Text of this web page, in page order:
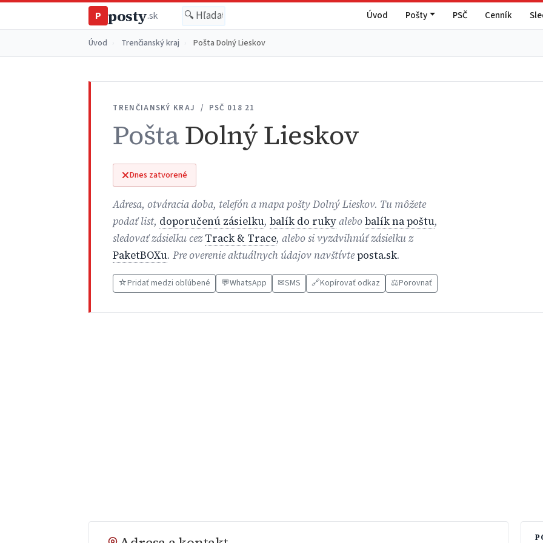
P posty.sk Úvod Pošty PSČ Cenník
Úvod Trenčianský kraj Pošta Dolný Lieskov
TRENČIANSKÝ KRAJ / PSČ 018 21
PoštaDolný Lieskov
Dnes zatvorené
Adresa, otváracia doba, telefón a mapa pošty Dolný Lieskov. Tu môžete
podať list, doporučenú zásielku,balík do rukyalebobalík na poštu,
sledovať zásielku cezTrack & Trace, alebo si vyzdvihnúť zásielku z
PaketBOXu. Pre overenie aktuálnych údajov navštívteposta.sk.
☆Pridať medzi obľúbené 💬WhatsApp ✉SMS 🔗Kopírovať odkaz ⚖️Porovnať